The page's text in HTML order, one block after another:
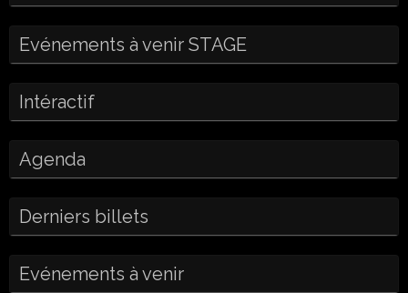
Evénements à venir STAGE
Intéractif
Agenda
Derniers billets
Evénements à venir